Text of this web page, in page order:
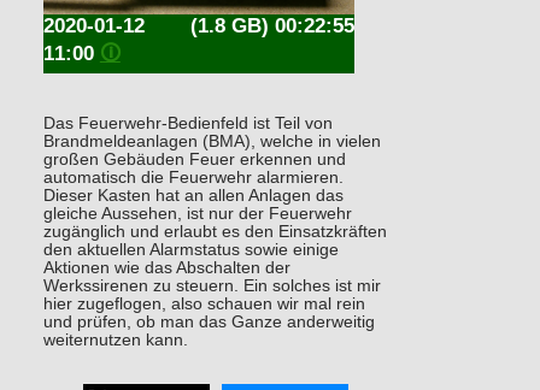
(1.8 GB) 00:22:55
2020-01-12
11:00 🛈
Das Feuerwehr-Bedienfeld ist Teil von
Brandmeldeanlagen (BMA), welche in vielen
großen Gebäuden Feuer erkennen und
automatisch die Feuerwehr alarmieren.
Dieser Kasten hat an allen Anlagen das
gleiche Aussehen, ist nur der Feuerwehr
zugänglich und erlaubt es den Einsatzkräften
den aktuellen Alarmstatus sowie einige
Aktionen wie das Abschalten der
Werkssirenen zu steuern. Ein solches ist mir
hier zugeflogen, also schauen wir mal rein
und prüfen, ob man das Ganze anderweitig
weiternutzen kann.